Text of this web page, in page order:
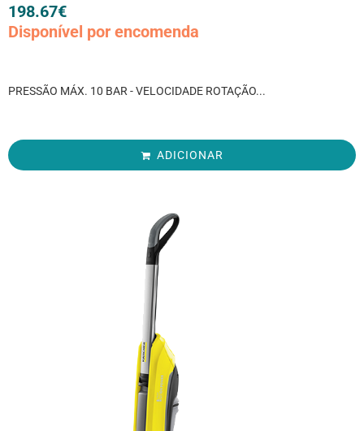
198.67€
Disponível por encomenda
PRESSÃO MÁX. 10 BAR - VELOCIDADE ROTAÇÃO...
ADICIONAR